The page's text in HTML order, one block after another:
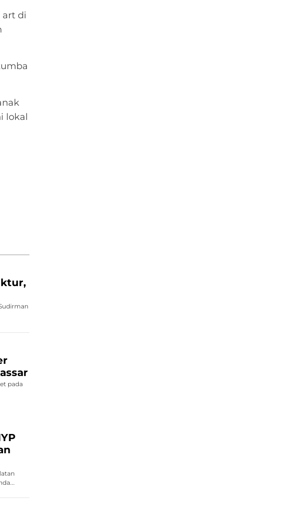
art di
lokal
pada